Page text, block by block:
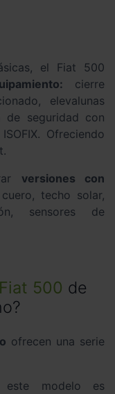
el Fiat 500
cierre
elevalunas
de seguridad con
Ofreciendo
versiones con
techo solar,
sensores de
500 de
ofrecen una serie
modelo es